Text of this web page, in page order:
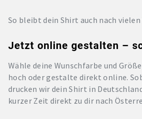
So bleibt dein Shirt auch nach
Jetzt online gestalten –
Wähle deine Wunschfarbe und
hoch oder gestalte direkt online.
drucken wir dein Shirt in
kurzer Zeit direkt zu dir nach